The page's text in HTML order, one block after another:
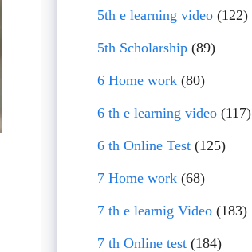
5th e learning video(122)
5th Scholarship(89)
6 Home work(80)
6 th e learning video(117)
6 th Online Test(125)
7 Home work(68)
7 th e learnig Video(183)
7 th Online test(184)